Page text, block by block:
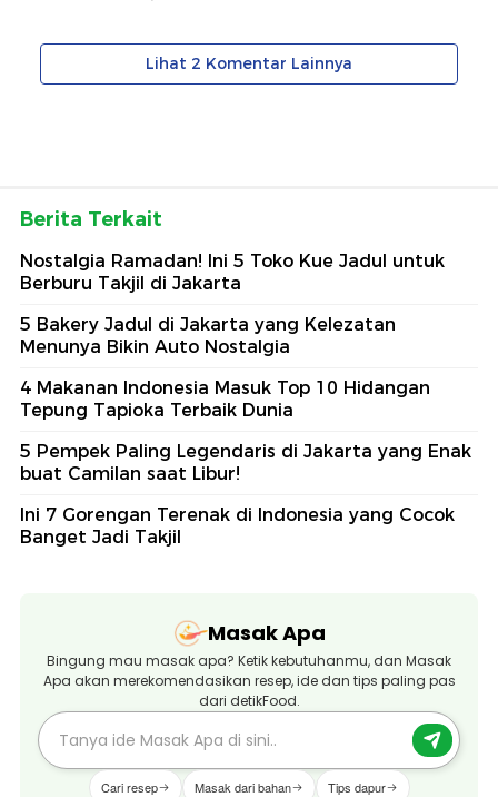
Berita Terkait
Nostalgia Ramadan! Ini 5 Toko Kue Jadul untuk
Berburu Takjil di Jakarta
5 Bakery Jadul di Jakarta yang Kelezatan
Menunya Bikin Auto Nostalgia
4 Makanan Indonesia Masuk Top 10 Hidangan
Tepung Tapioka Terbaik Dunia
5 Pempek Paling Legendaris di Jakarta yang Enak
buat Camilan saat Libur!
Ini 7 Gorengan Terenak di Indonesia yang Cocok
Banget Jadi Takjil
Masak Apa
Bingung mau masak apa? Ketik kebutuhanmu, dan Masak
Apa akan merekomendasikan resep, ide dan tips paling pas
dari detikFood.
Cari resep Masak dari bahan Tips dapur